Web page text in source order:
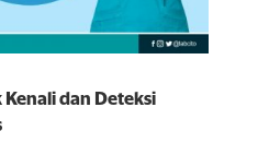
Kenali dan Deteksi